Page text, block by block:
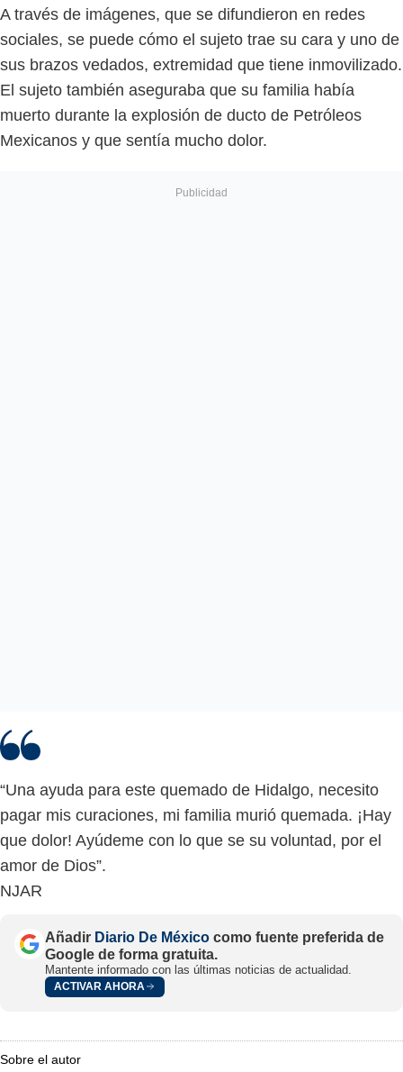
A través de imágenes, que se difundieron en redes
sociales, se puede cómo el sujeto trae su cara y uno de
sus brazos vedados, extremidad que tiene inmovilizado.
El sujeto también aseguraba que su familia había
muerto durante la explosión de ducto de Petróleos
Mexicanos y que sentía mucho dolor.
“Una ayuda para este quemado de Hidalgo, necesito
pagar mis curaciones, mi familia murió quemada. ¡Hay
que dolor! Ayúdeme con lo que se su voluntad, por el
amor de Dios”.
NJAR
Añadir Diario De México como fuente preferida de
Google de forma gratuita.
Mantente informado con las últimas noticias de actualidad.
ACTIVAR AHORA
Sobre el autor